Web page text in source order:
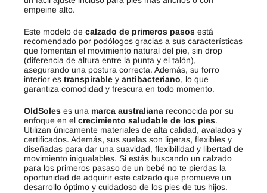
empeine alto.
Este modelo de calzado de primeros pasos está
recomendado por podólogos gracias a sus características
que fomentan el movimiento natural del pie, sin drop
(diferencia de altura entre la punta y el talón),
asegurando una postura correcta. Además, su forro
interior es transpirable y antibacteriano, lo que
garantiza comodidad y frescura en todo momento.
OldSoles es una marca australiana reconocida por su
enfoque en el crecimiento saludable de los pies.
Utilizan únicamente materiales de alta calidad, avalados y
certificados. Además, sus suelas son ligeras, flexibles y
diseñadas para dar una suavidad, flexibilidad y libertad de
movimiento inigualables. Si estás buscando un calzado
para los primeros pasaso de un bebé no te pierdas la
oportunidad de adquirir este calzado que promueve un
desarrollo óptimo y cuidadoso de los pies de tus hijos.